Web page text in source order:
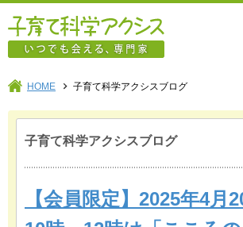
HOME 子育て科学アクシスブログ
子育て科学アクシスブログ
【会員限定】2025年4月